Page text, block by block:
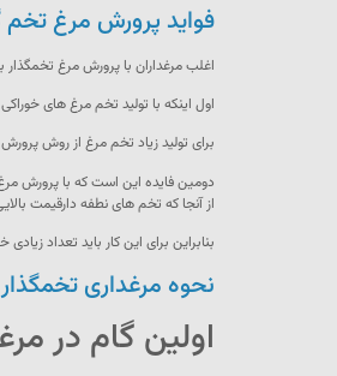
فواید پرورش مرغ تخم
اغلب مرغداران با پرورش مرغ
اول اینکه با تولید تخم مرغ های
برای تولید زیاد تخم مرغ از روش
دومین فایده این است که با پرورش
از آنجا که تخم های نطفه دارقیمت
بنابراین برای این کار باید تعداد
نحوه مرغداری تخمگذار
اولین گام در